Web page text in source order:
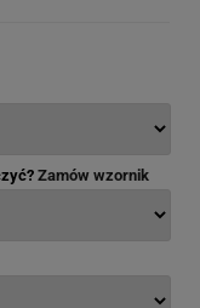
Zamów wzornik